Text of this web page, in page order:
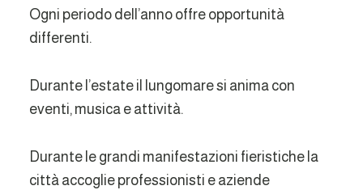
Ogni periodo dell’anno offre opportunità
differenti.
Durante l’estate il lungomare si anima con
eventi, musica e attività.
Durante le grandi manifestazioni fieristiche la
città accoglie professionisti e aziende